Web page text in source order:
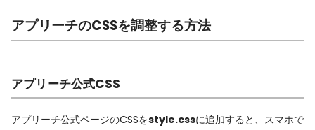
アプリーチのCSSを調整する方法
アプリーチ公式CSS
アプリーチ公式ページのCSSをstyle.cssに追加すると、スマホで